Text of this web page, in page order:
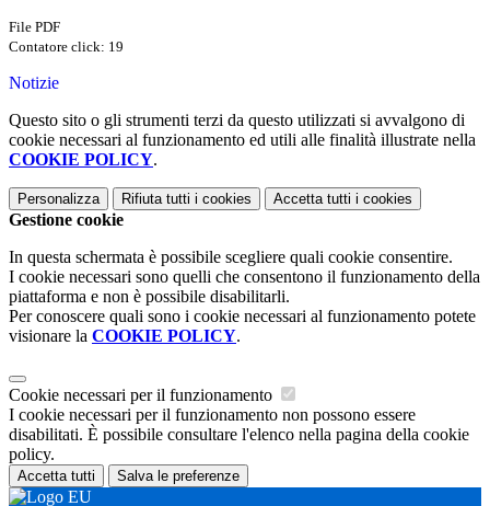
File PDF
Contatore click: 19
Notizie
Questo sito o gli strumenti terzi da questo utilizzati si avvalgono di
cookie necessari al funzionamento ed utili alle finalità illustrate nella
COOKIE POLICY.
Personalizza Rifiuta tutti i cookies Accetta tutti i cookies
Gestione cookie
In questa schermata è possibile scegliere quali cookie consentire.
I cookie necessari sono quelli che consentono il funzionamento della
piattaforma e non è possibile disabilitarli.
Per conoscere quali sono i cookie necessari al funzionamento potete
visionare la COOKIE POLICY.
Cookie necessari per il funzionamento
I cookie necessari per il funzionamento non possono essere
disabilitati. È possibile consultare l'elenco nella pagina della cookie
policy.
Accetta tutti Salva le preferenze